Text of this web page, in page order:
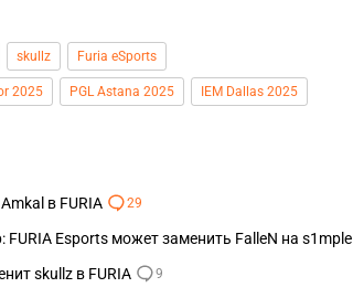
skullz Furia eSports
2025 PGL Astana 2025 IEM Dallas 2025
в FURIA 29
FURIA Esports может заменить FalleN на s1mple
skullz в FURIA 9